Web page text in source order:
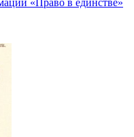
«Право в единстве»